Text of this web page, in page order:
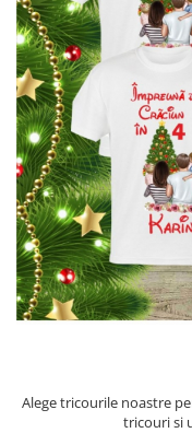
Alege tricourile noastre
tricouri si